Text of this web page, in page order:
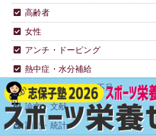
高齢者
女性
アンチ・ドーピング
熱中症・水分補給
REDs・エネルギー不足
論文・文献
調査・統計